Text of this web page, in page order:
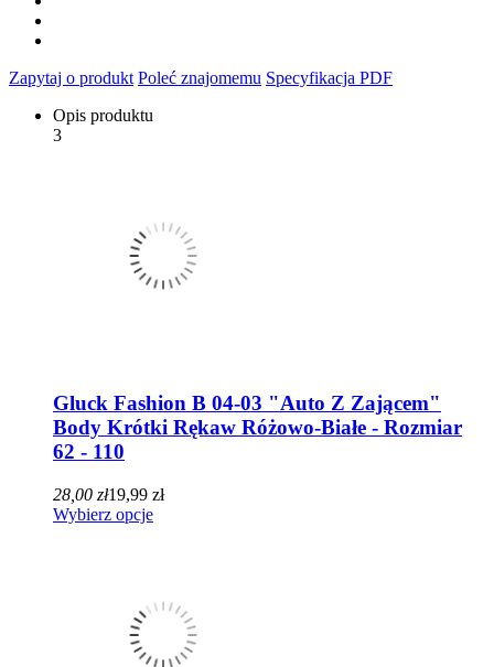
Zapytaj o produkt Poleć znajomemu Specyfikacja PDF
Opis produktu
3
Gluck Fashion B 04-03 "Auto Z Zającem"
Body Krótki Rękaw Różowo-Białe - Rozmiar
62 - 110
28,00 zł19,99 zł
Wybierz opcje